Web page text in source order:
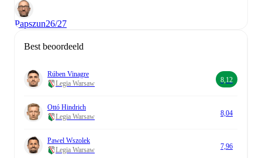
Papszun26/27
Best beoordeeld
Rúben Vinagre
Legia Warsaw
8,12
Ottó Hindrich
Legia Warsaw
8,04
Pawel Wszolek
Legia Warsaw
7,96